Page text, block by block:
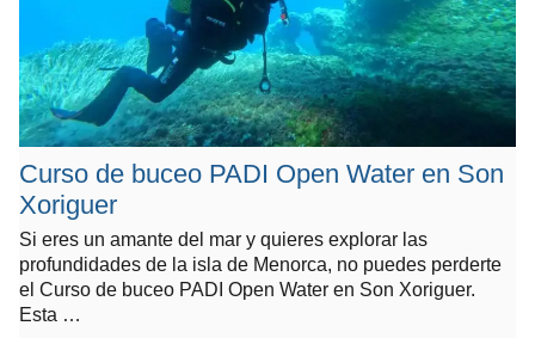
Curso de buceo PADI Open Water en Son
Xoriguer
Si eres un amante del mar y quieres explorar las
profundidades de la isla de Menorca, no puedes perderte
el Curso de buceo PADI Open Water en Son Xoriguer.
Esta …